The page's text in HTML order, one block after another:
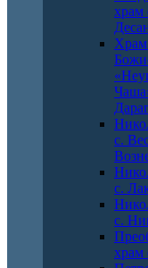
храм
с.
с.
с.
храм